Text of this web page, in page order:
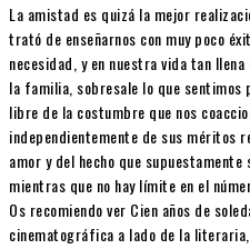
La amistad es quizá la mejor
trató de enseñarnos con muy poco
necesidad, y en nuestra vida tan
la familia, sobresale lo que sentimos
libre de la costumbre que nos
independientemente de sus méritos
amor y del hecho que
mientras que no hay límite en el
Os recomiendo ver Cien años de
cinematográfica a lado de la